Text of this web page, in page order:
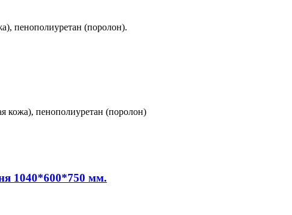
пенополиуретан (поролон).
кожа), пенополиуретан (поролон)
1040*600*750 мм.